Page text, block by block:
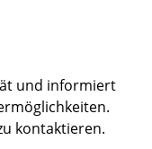
und informiert
kontaktieren.